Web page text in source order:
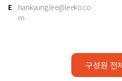
E
hankyung.lee@leeko.co
m
구성원 전